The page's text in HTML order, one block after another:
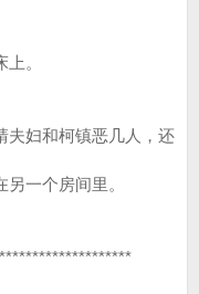
。
妇和柯镇恶几人，还
一个房间里。